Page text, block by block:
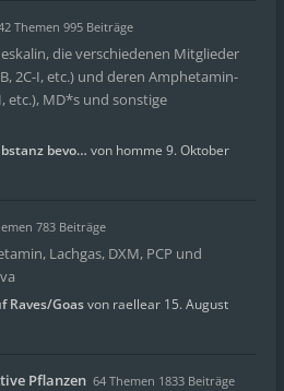
Themen 995 Beiträge
die verschiedenen Mitglieder
2C-I, etc.) und deren Amphetamin-
etc.), MD*s und sonstige
bevo… von homme 9. Oktober
783 Beiträge
Lachgas, DXM, PCP und
Raves/Goasvon raellear 15. August
Pflanzen 64 Themen 1833 Beiträge